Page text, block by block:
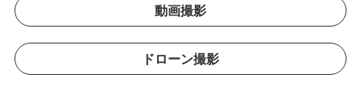
動画撮影
ドローン撮影